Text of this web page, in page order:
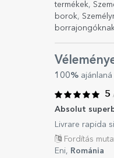
termékek,
borok,
100%
5
Absolut
Livrare rapida
Fordítás
Eni, Románia